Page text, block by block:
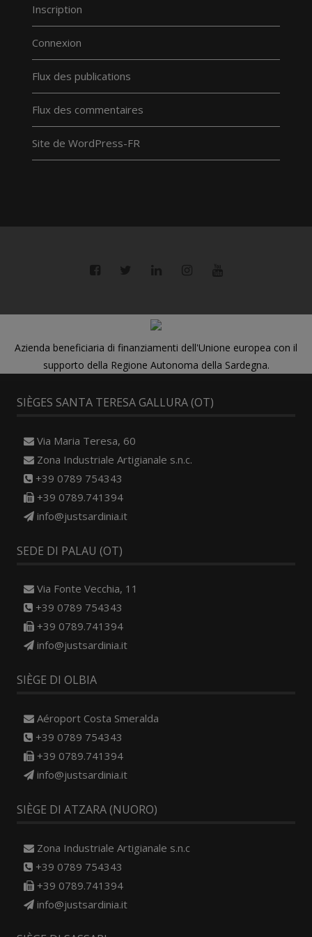
Inscription
Connexion
Flux des publications
Flux des commentaires
Site de WordPress-FR
Azienda beneficiaria di finanziamenti dell'Unione europea con il
supporto della Regione Autonoma della Sardegna.
SIÈGES SANTA TERESA GALLURA (OT)
Via Maria Teresa, 60
Zona Industriale Artigianale s.n.c.
+39 0789 754343
+39 0789.741394
info@justsardinia.it
SEDE DI PALAU (OT)
Via Fonte Vecchia, 11
+39 0789 754343
+39 0789.741394
info@justsardinia.it
SIÈGE DI OLBIA
Aéroport Costa Smeralda
+39 0789 754343
+39 0789.741394
info@justsardinia.it
SIÈGE DI ATZARA (NUORO)
Zona Industriale Artigianale s.n.c
+39 0789 754343
+39 0789.741394
info@justsardinia.it